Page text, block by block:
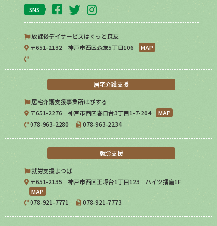
SNS
放課後デイサービスはぐっと森友
〒651-2132 神戸市西区森友5丁目106
MAP
居宅介護支援
居宅介護支援事業所はぴする
〒651-2276 神戸市西区春日台3丁目1-7-204
MAP
078-963-2280
078-963-2234
就労支援
就労支援よつば
〒651-2135 神戸市西区王塚台1丁目123 ハイツ播磨1F
MAP
078-921-7771
078-921-7773